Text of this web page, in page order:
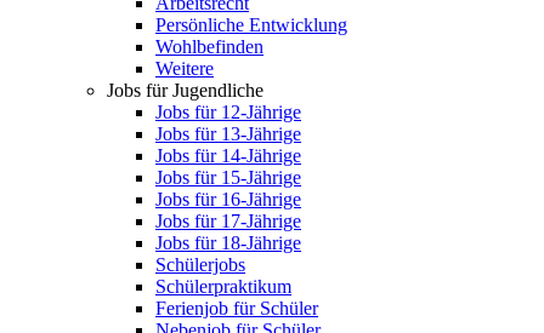
Persönliche Entwicklung
Wohlbefinden
Weitere
Jobs für Jugendliche
Jobs für 12-Jährige
Jobs für 13-Jährige
Jobs für 14-Jährige
Jobs für 15-Jährige
Jobs für 16-Jährige
Jobs für 17-Jährige
Jobs für 18-Jährige
Schülerjobs
Schülerpraktikum
Ferienjob für Schüler